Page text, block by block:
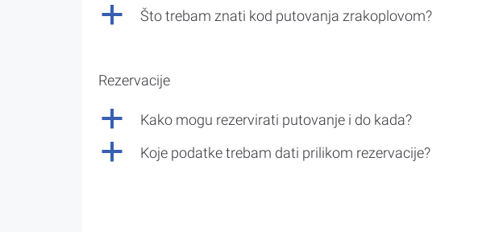
a Što trebam znati kod putovanja zrakoplovom?
Rezervacije
a Kako mogu rezervirati putovanje i do kada?
a Koje podatke trebam dati prilikom rezervacije?